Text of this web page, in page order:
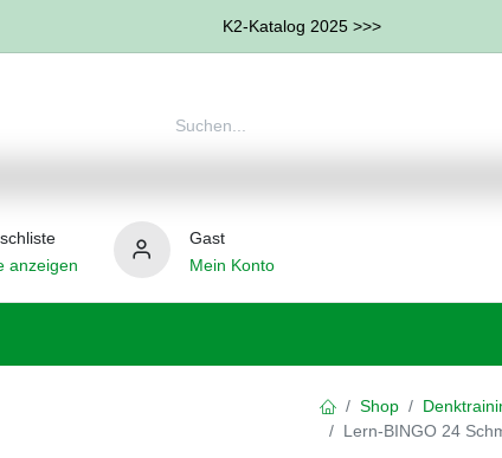
K2-Katalog 2025 >>>
anzeigen
Gast
Mein Konto
Shop
Lern-BINGO 24